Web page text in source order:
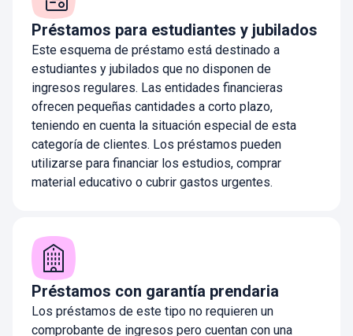
Préstamos para estudiantes y jubilados
Este esquema de préstamo está destinado a
estudiantes y jubilados que no disponen de
ingresos regulares. Las entidades financieras
ofrecen pequeñas cantidades a corto plazo,
teniendo en cuenta la situación especial de esta
categoría de clientes. Los préstamos pueden
utilizarse para financiar los estudios, comprar
material educativo o cubrir gastos urgentes.
Préstamos con garantía prendaria
Los préstamos de este tipo no requieren un
comprobante de ingresos pero cuentan con una